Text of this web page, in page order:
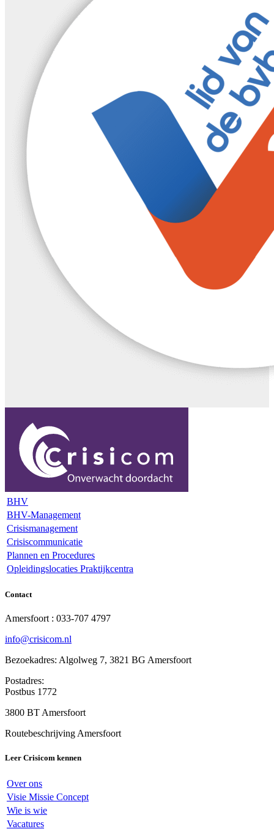
BHV
BHV-Management
Crisismanagement
Crisiscommunicatie
Plannen en Procedures
Opleidingslocaties Praktijkcentra
Contact
Amersfoort : 033-707 4797
info@crisicom.nl
Bezoekadres: Algolweg 7, 3821 BG Amersfoort
Postadres:
Postbus 1772
3800 BT Amersfoort
Routebeschrijving Amersfoort
Leer Crisicom kennen
Over ons
Visie Missie Concept
Wie is wie
Vacatures